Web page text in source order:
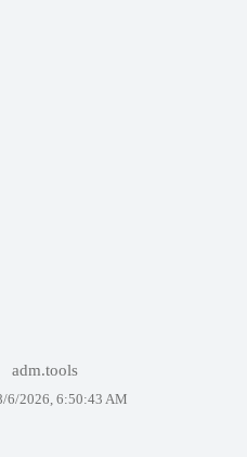
adm.tools
6/2026, 6:50:43 AM